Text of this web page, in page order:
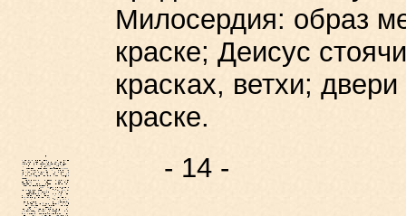
Милосердия: образ
краске; Деисус
красках, ветхи;
краске.
- 14 -